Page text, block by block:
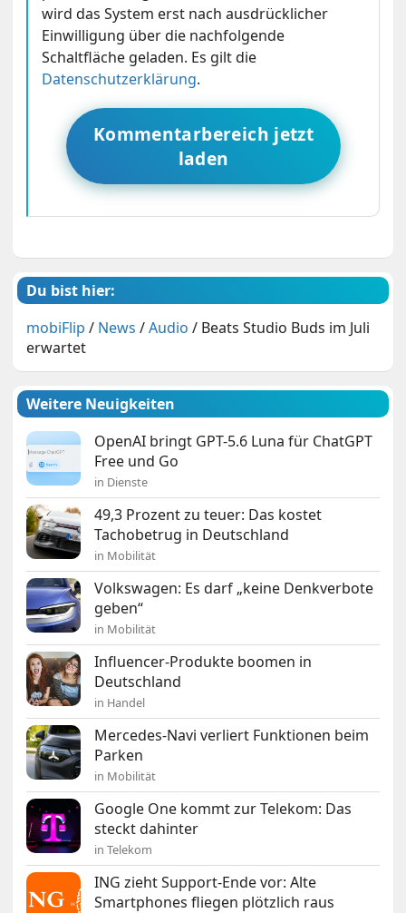
wird das System erst nach ausdrücklicher
Einwilligung über die nachfolgende
Schaltfläche geladen. Es gilt die
Datenschutzerklärung.
Kommentarbereich jetzt
laden
Du bist hier:
mobiFlip / News /Audio / Beats Studio Buds im Juli
erwartet
Weitere Neuigkeiten
OpenAI bringt GPT-5.6 Luna für ChatGPT
Free und Go
in Dienste
49,3 Prozent zu teuer: Das kostet
Tachobetrug in Deutschland
in Mobilität
Volkswagen: Es darf „keine Denkverbote
geben“
in Mobilität
Influencer-Produkte boomen in
Deutschland
in Handel
Mercedes-Navi verliert Funktionen beim
Parken
in Mobilität
Google One kommt zur Telekom: Das
steckt dahinter
in Telekom
ING zieht Support-Ende vor: Alte
Smartphones fliegen plötzlich raus